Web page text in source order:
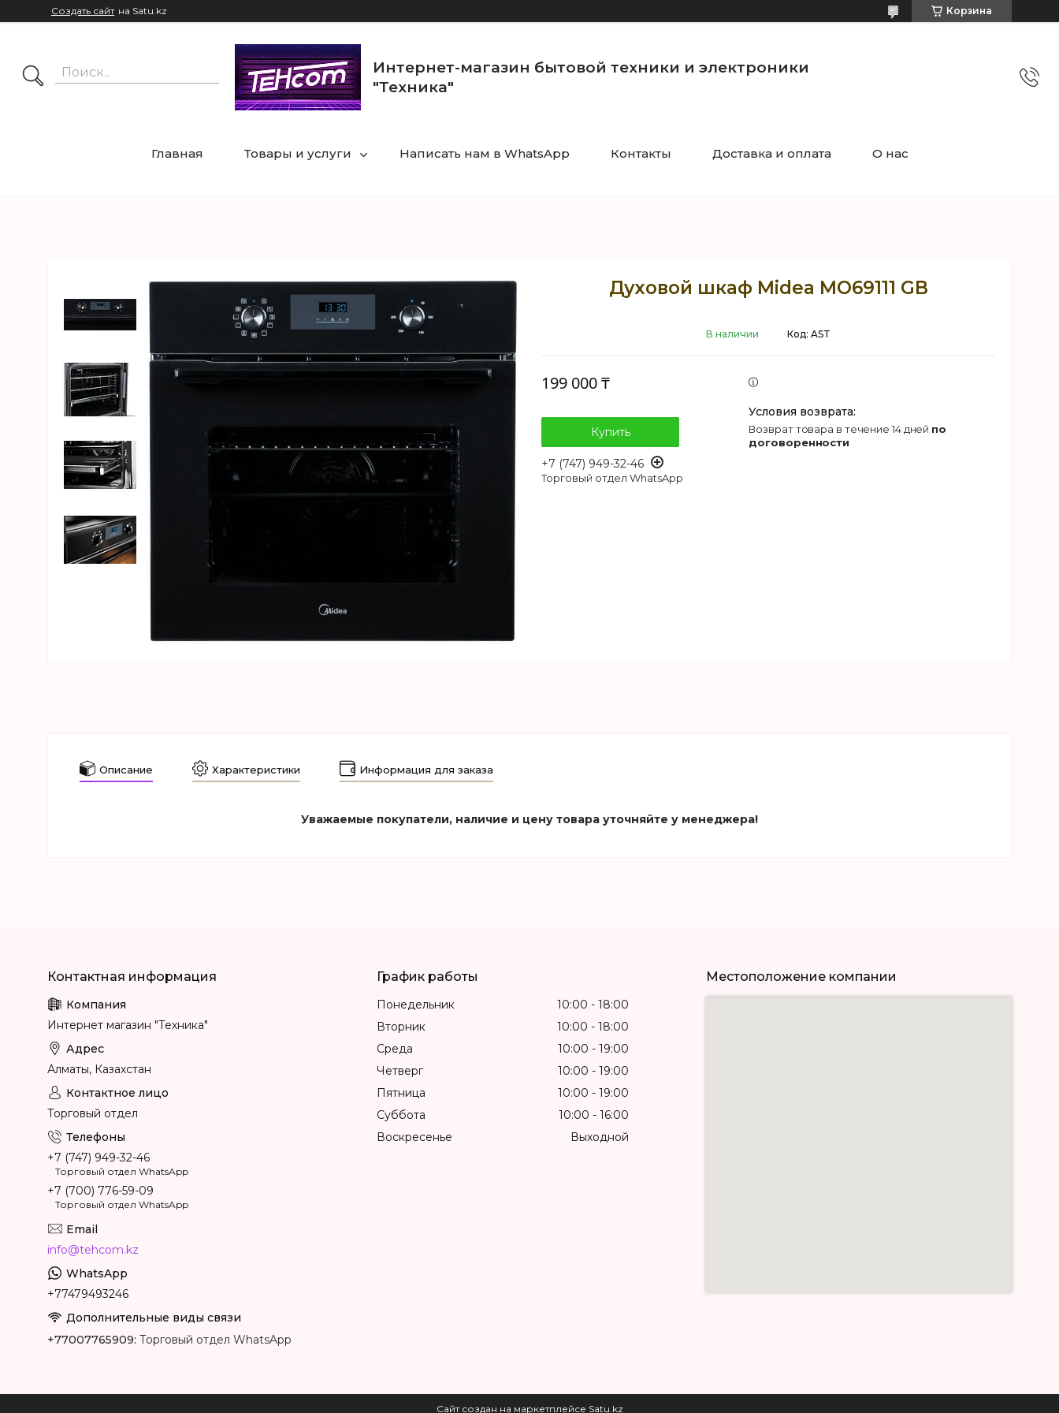
Создать сайт на Satu.kz Корзина
Интернет-магазин бытовой техники и электроники
"Техника"
Главная Товары и услуги Написать нам в WhatsApp Контакты Доставка и оплата О нас
Духовой шкаф Midea MO69111 GB
В наличии Код: AST
199 000 ₸
Купить
+7 (747) 949-32-46
Торговый отдел WhatsApp
возврат товара в течение 14 дней по
договоренности
Описание Характеристики Информация для заказа
Уважаемые покупатели, наличие и цену товара уточняйте у менеджера!
Интернет магазин "Техника"
Алматы, Казахстан
Торговый отдел
+7 (747) 949-32-46
Торговый отдел WhatsApp
+7 (700) 776-59-09
Торговый отдел WhatsApp
info@tehcom.kz
+77479493246
+77007765909 Торговый отдел WhatsApp
График работы
Понедельник 10:00
18:00
Вторник
10:00
18:00
Среда
10:00
19:00
Четверг
10:00
19:00
Пятница
10:00
19:00
Суббота
10:00
16:00
Воскресенье
Выходной
Местоположение компании
Сайт создан на маркетплейсе Satu.kz